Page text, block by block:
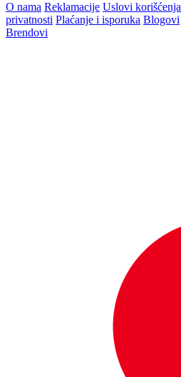
O nama Reklamacije Uslovi korišćenja
privatnosti Plaćanje i isporuka Blogovi
Brendovi